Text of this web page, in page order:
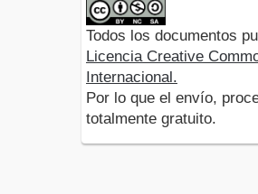
Todos los documentos
Licencia Creative
Internacional.
Por lo que el envío,
totalmente gratuito.